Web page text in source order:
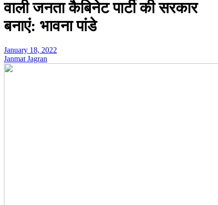
वाली जनता कैबिनेट पार्टी की सरकार
बनाएं: भावना पांडे
January 18, 2022
Janmat Jagran